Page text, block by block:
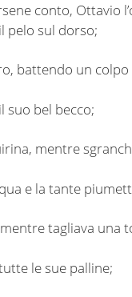
conto, Ottavio
pelo sul dorso;
battendo un colpo
suo bel becco;
mentre
e la tante
tagliava una
le sue palline;